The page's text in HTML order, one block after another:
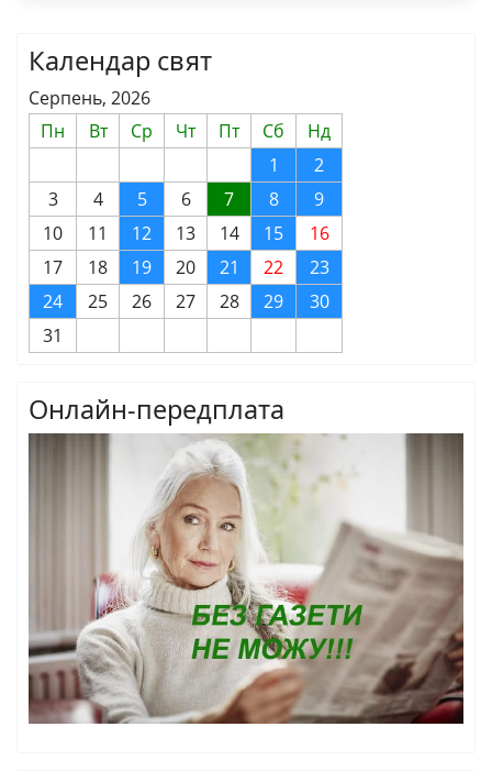
Календар свят
Серпень, 2026
Пн
Вт Ср Чт Пт Сб
Нд
1
2
3
4 5 6 7 8
9
10
11 12 13 14 15
16
17
18 19 20 21 22
23
24
25 26 27 28 29
30
31
Онлайн-передплата